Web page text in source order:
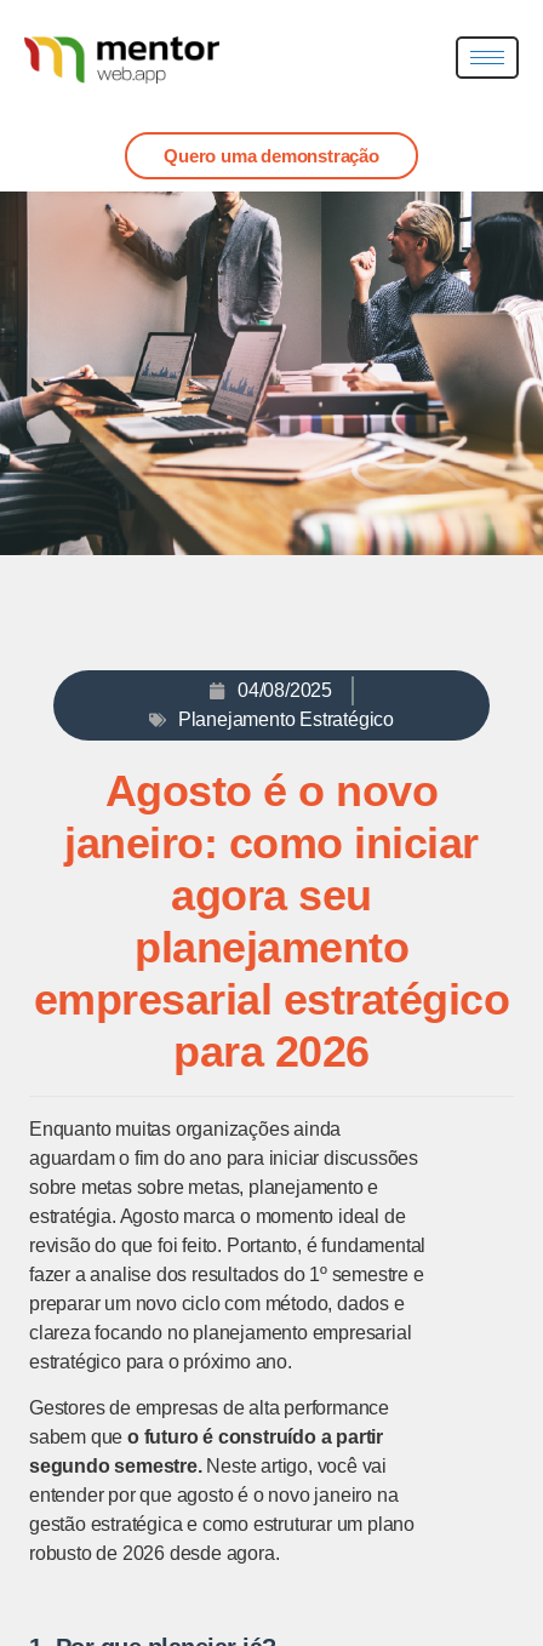
Quero uma demonstração
04/08/2025
Planejamento Estratégico
Agosto é o novo
janeiro: como iniciar
agora seu
planejamento
empresarial estratégico
para 2026
Enquanto muitas organizações ainda
aguardam o fim do ano para iniciar discussões
sobre metas sobre metas, planejamento e
estratégia. Agosto marca o momento ideal de
revisão do que foi feito. Portanto, é fundamental
fazer a analise dos resultados do 1º semestre e
preparar um novo ciclo com método, dados e
clareza focando no planejamento empresarial
estratégico para o próximo ano.
Gestores de empresas de alta performance
sabem queo futuro é construído a partir
segundo semestre.Neste artigo, você vai
entender por que agosto é o novo janeiro na
gestão estratégica e como estruturar um plano
robusto de 2026 desde agora.